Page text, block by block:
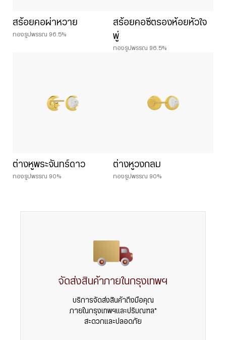
สร้อยคอผ่าหวาย
ทองรูปพรรณ 96.5%
สร้อยคอซีตรองห้อยหัวใจ
พู่
ทองรูปพรรณ 96.5%
ต่างหูพระจันทร์ดาว
ทองรูปพรรณ 90%
ต่างหูวงกลม
ทองรูปพรรณ 90%
จัดส่งสินค้าภายในกรุงเทพฯ
บริการจัดส่งสินค้าถึงมือคุณ
ภายในกรุงเทพฯและปริมณฑล*
สะดวกและปลอดภัย